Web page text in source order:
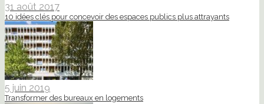
31 août 2017
10 idées clés pour concevoir des espaces publics plus attrayants
5 juin 2019
Transformer des bureaux en logements